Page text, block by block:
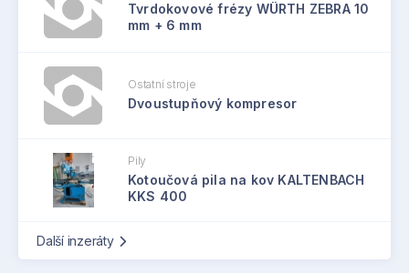
Tvrdokovové frézy WÜRTH ZEBRA 10
mm + 6 mm
Ostatní stroje
Dvoustupňový kompresor
Pily
Kotoučová pila na kov KALTENBACH
KKS 400
Další inzeráty